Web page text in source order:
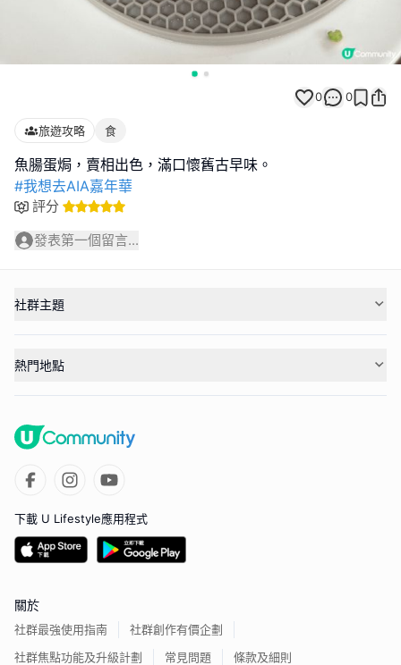
0 0
旅遊攻略 食
#我想去AIA嘉年華
評分
發表第一個留言...
社群主題
熱門地點
下載 U Lifestyle應用程式
關於
社群最強使用指南
社群創作有價企劃
社群焦點功能及升級計劃
常見問題 條款及細則